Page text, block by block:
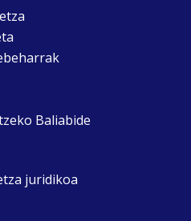
Baliabide
juridikoa